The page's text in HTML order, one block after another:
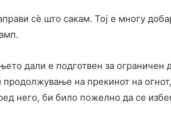
сè што сакам. Тој е многу
дали е подготвен за ограничен
продолжување на прекинот на
него, би било пожелно да се